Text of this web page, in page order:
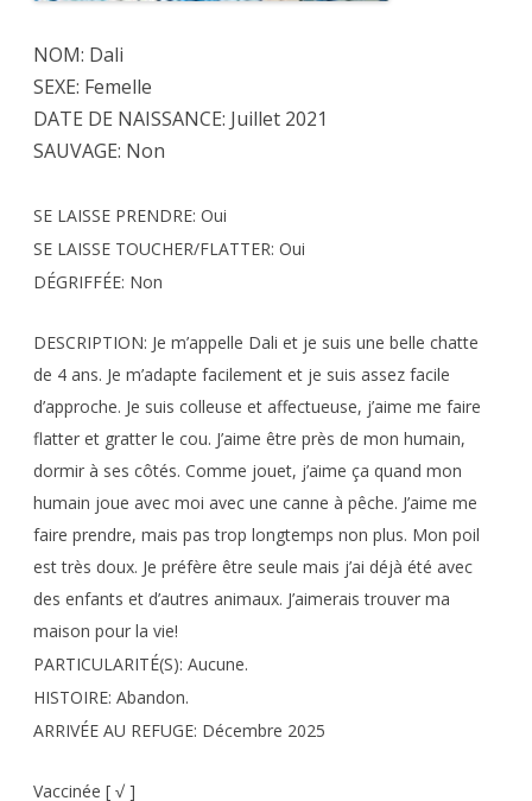
NOM: Dali
SEXE: Femelle
DATE DE NAISSANCE: Juillet 2021
SAUVAGE: Non
SE LAISSE PRENDRE: Oui
SE LAISSE TOUCHER/FLATTER: Oui
DÉGRIFFÉE: Non
DESCRIPTION: Je m’appelle Dali et je suis une belle chatte
de 4 ans. Je m’adapte facilement et je suis assez facile
d’approche. Je suis colleuse et affectueuse, j’aime me faire
flatter et gratter le cou. J’aime être près de mon humain,
dormir à ses côtés. Comme jouet, j’aime ça quand mon
humain joue avec moi avec une canne à pêche. J’aime me
faire prendre, mais pas trop longtemps non plus. Mon poil
est très doux. Je préfère être seule mais j’ai déjà été avec
des enfants et d’autres animaux. J’aimerais trouver ma
maison pour la vie!
PARTICULARITÉ(S): Aucune.
HISTOIRE: Abandon.
ARRIVÉE AU REFUGE: Décembre 2025
Vaccinée [ √ ]